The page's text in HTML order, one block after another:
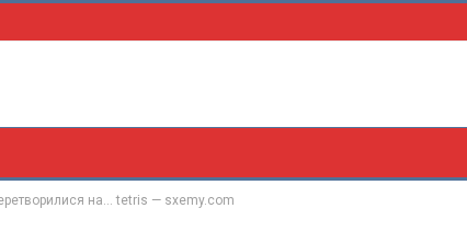
на… tetris — sxemy.com